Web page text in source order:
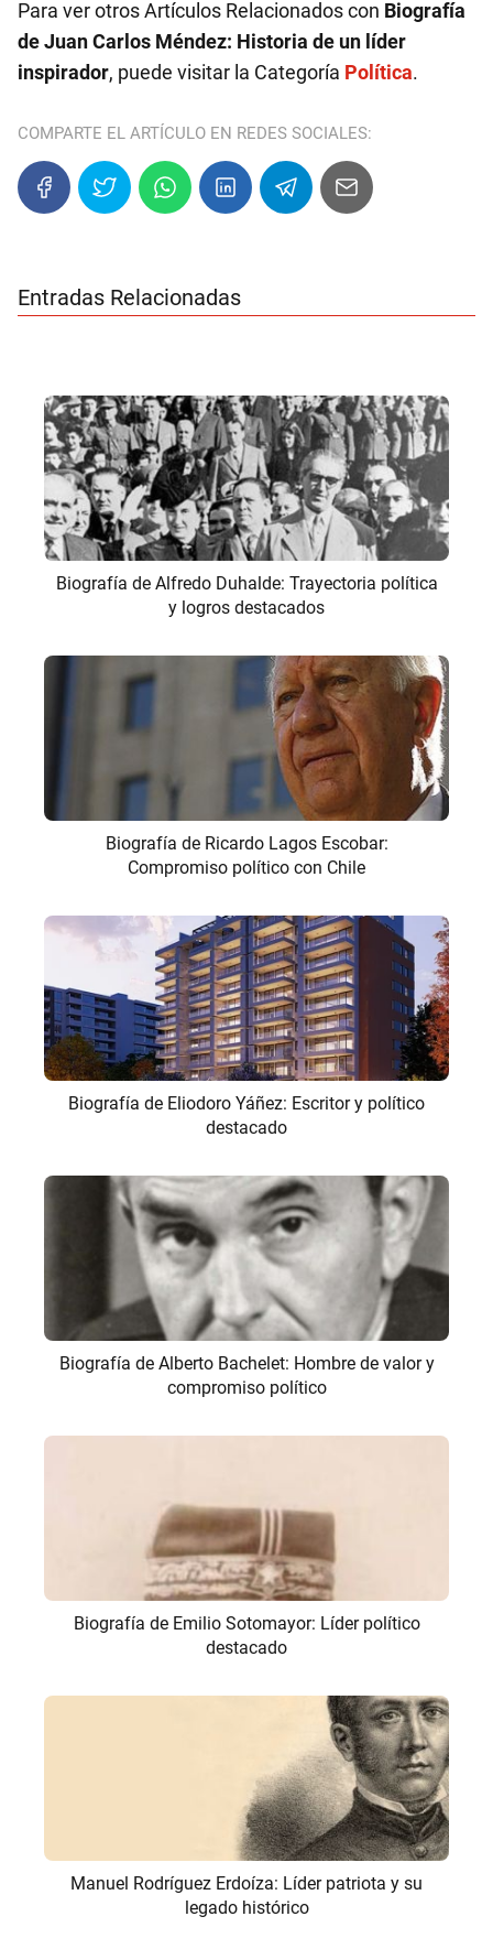
Para ver otros Artículos Relacionados con Biografía
de Juan Carlos Méndez: Historia de un líder
inspirador, puede visitar la Categoría Política.
COMPARTE EL ARTÍCULO EN REDES SOCIALES:
Entradas Relacionadas
Biografía de Alfredo Duhalde: Trayectoria política
y logros destacados
Biografía de Ricardo Lagos Escobar:
Compromiso político con Chile
Biografía de Eliodoro Yáñez: Escritor y político
destacado
Biografía de Alberto Bachelet: Hombre de valor y
compromiso político
Biografía de Emilio Sotomayor: Líder político
destacado
Manuel Rodríguez Erdoíza: Líder patriota y su
legado histórico